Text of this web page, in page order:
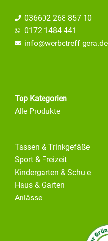
036602 268 857 10
0172 1484 441
info@werbetreff-gera.de
Top Kategorien
Alle Produkte
Tassen & Trinkgefäße
Sport & Freizeit
Kindergarten & Schule
Haus & Garten
Anlässe